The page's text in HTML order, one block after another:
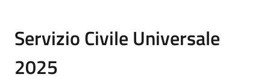
Servizio Civile Universale
2025